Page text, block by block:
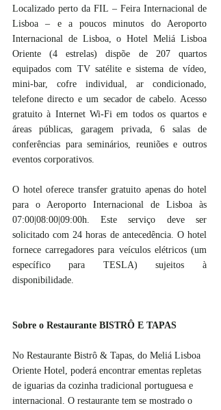
Localizado perto da FIL – Feira Internacional de
Lisboa – e a poucos minutos do Aeroporto
Internacional de Lisboa, o Hotel Meliá Lisboa
Oriente (4 estrelas) dispõe de 207 quartos
equipados com TV satélite e sistema de vídeo,
mini-bar, cofre individual, ar condicionado,
telefone directo e um secador de cabelo. Acesso
gratuito à Internet Wi-Fi em todos os quartos e
áreas públicas, garagem privada, 6 salas de
conferências para seminários, reuniões e outros
eventos corporativos.
O hotel oferece transfer gratuito apenas do hotel
para o Aeroporto Internacional de Lisboa às
07:00|08:00|09:00h. Este serviço deve ser
solicitado com 24 horas de antecedência. O hotel
fornece carregadores para veículos elétricos (um
específico para TESLA) sujeitos à
disponibilidade.
Sobre o Restaurante BISTRÔ E TAPAS
No Restaurante Bistrô & Tapas, do Meliá Lisboa
Oriente Hotel, poderá encontrar ementas repletas
de iguarias da cozinha tradicional portuguesa e
internacional. O restaurante tem se mostrado o